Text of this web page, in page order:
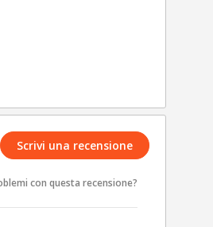
Scrivi una recensione
con questa recensione?